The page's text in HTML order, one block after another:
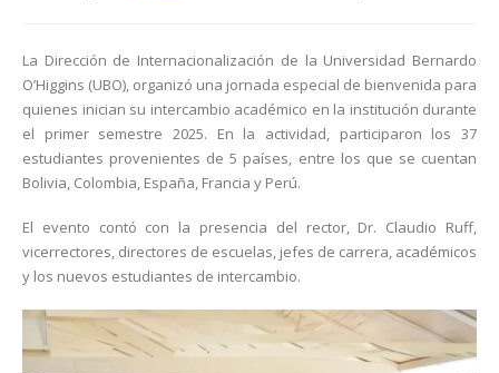
La Dirección de Internacionalización de la Universidad Bernardo
O’Higgins (UBO), organizó una jornada especial de bienvenida para
quienes inician su intercambio académico en la institución durante
el primer semestre 2025. En la actividad, participaron los 37
estudiantes provenientes de 5 países, entre los que se cuentan
Bolivia, Colombia, España, Francia y Perú.
El evento contó con la presencia del rector, Dr. Claudio Ruff,
vicerrectores, directores de escuelas, jefes de carrera, académicos
y los nuevos estudiantes de intercambio.